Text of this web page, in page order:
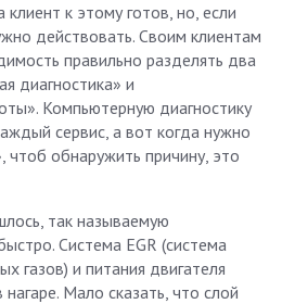
клиент к этому готов, но, если
действовать. Своим клиентам
правильно разделять два
диагностика» и
Компьютерную диагностику
сервис, а вот когда нужно
чтоб обнаружить причину, это
так называемую
Система EGR (система
газов) и питания двигателя
Мало сказать, что слой